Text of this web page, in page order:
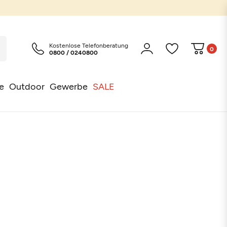
Outdoor Gewerbe SALE
Kostenlose Telefonberatung
0800 / 0240800
0